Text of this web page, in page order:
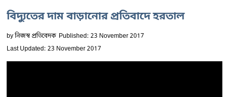
বিদ্যুতের দাম বাড়ানোর প্রতিবাদে হরতাল
byনিজস্ব প্রতিবেদক Published: 23 November 2017
Last Updated: 23 November 2017